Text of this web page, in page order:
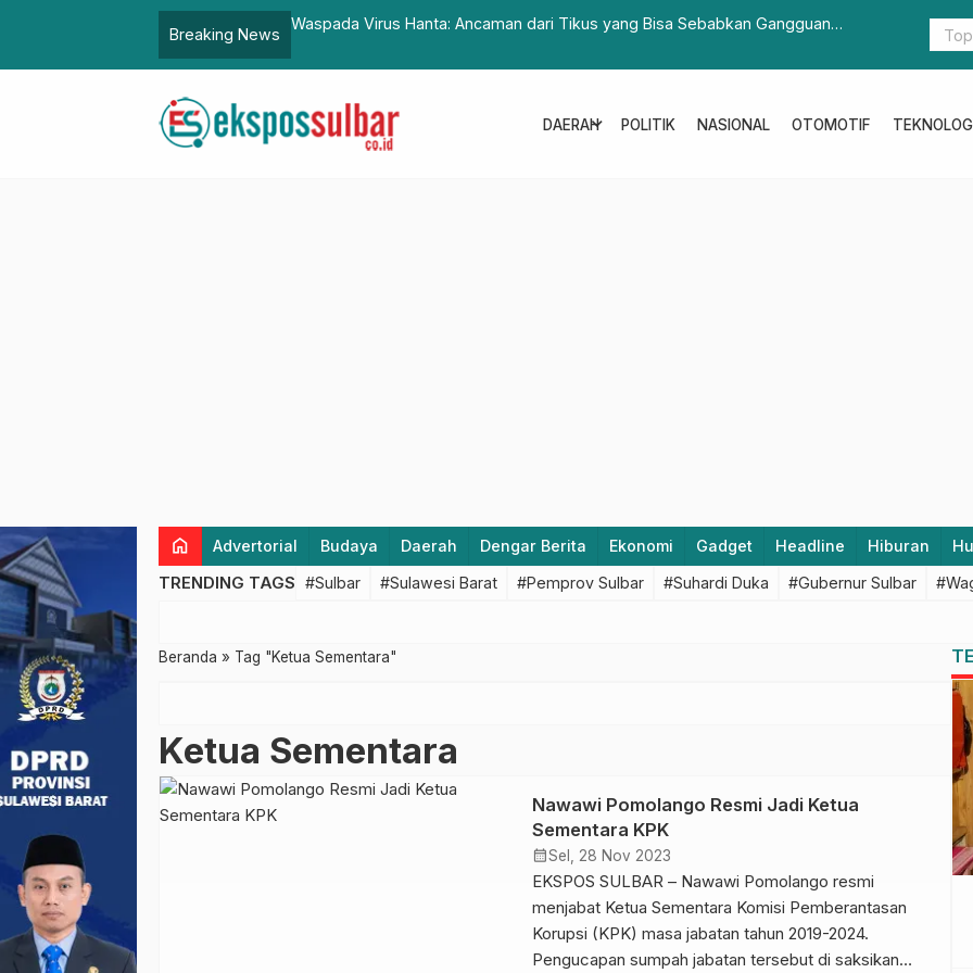
Breaking News
Waspada Virus Hanta: Ancaman dari Tikus yang Bisa Sebabkan Gangguan
Seluruh
DAERAH
expand_more POLITIK NASIONAL OTOMOTIF
home Advertorial Budaya Daerah Dengar Berita Ekonomi Gadget Headline Hiburan
TRENDING TAGS #Sulbar #Sulawesi Barat #Pemprov Sulbar #Suhardi Duka #Gubernur Sulbar
Beranda » Tag "Ketua Sementara"
Ketua Sementara
Nawawi Pomolango Resmi Jadi Ketua
Sementara KPK
calendar_monthSel, 28 Nov 2023
EKSPOS SULBAR – Nawawi Pomolango resmi
menjabat Ketua Sementara Komisi Pemberantasan
Korupsi (KPK) masa jabatan tahun 2019-2024.
Pengucapan sumpah jabatan tersebut di saksikan